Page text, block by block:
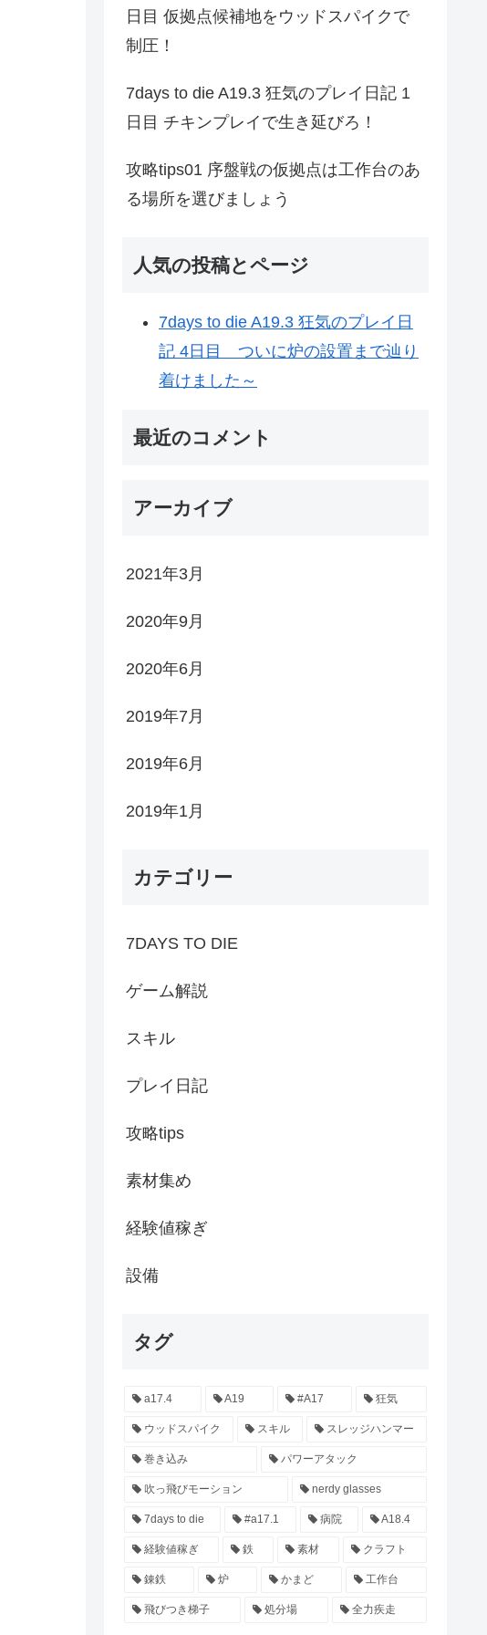
日目 仮拠点候補地をウッドスパイクで
制圧！
7days to die A19.3 狂気のプレイ日記 1
日目 チキンプレイで生き延びろ！
攻略tips01 序盤戦の仮拠点は工作台のあ
る場所を選びましょう
人気の投稿とページ
7days to die A19.3 狂気のプレイ日
記 4日目 ついに炉の設置まで辿り
着けました～
最近のコメント
アーカイブ
2021年3月
2020年9月
2020年6月
2019年7月
2019年6月
2019年1月
カテゴリー
7DAYS TO DIE
ゲーム解説
スキル
プレイ日記
攻略tips
素材集め
経験値稼ぎ
設備
タグ
a17.4 A19 #A17 狂気
ウッドスパイク スキル スレッジハンマー
巻き込み パワーアタック
吹っ飛びモーション nerdy glasses
7days to die #a17.1 病院 A18.4
経験値稼ぎ 鉄 素材 クラフト
錬鉄 炉 かまど 工作台
飛びつき梯子 処分場 全力疾走